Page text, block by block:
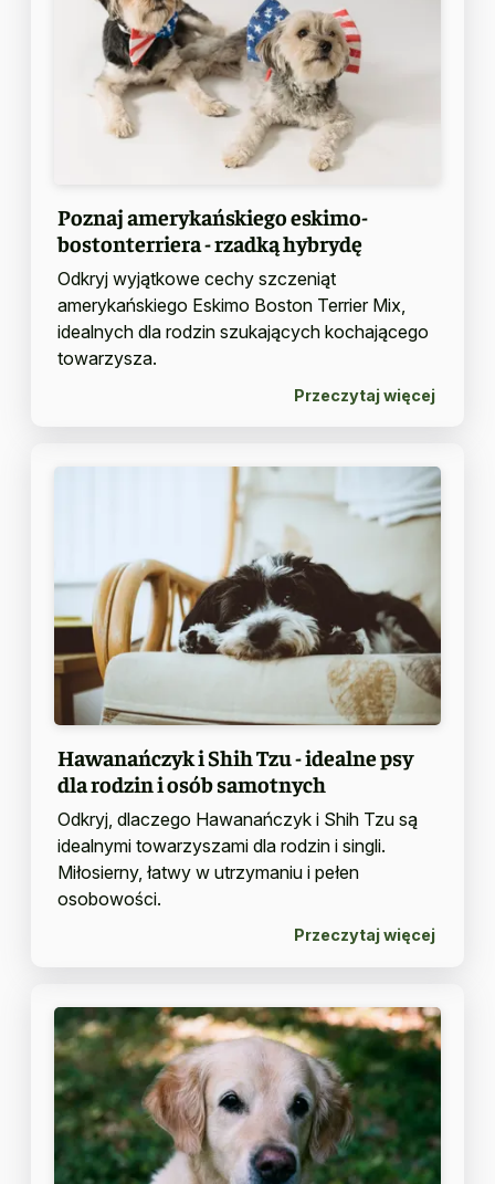
Poznaj amerykańskiego eskimo-
bostonterriera - rzadką hybrydę
Odkryj wyjątkowe cechy szczeniąt
amerykańskiego Eskimo Boston Terrier Mix,
idealnych dla rodzin szukających kochającego
towarzysza.
Przeczytaj więcej
Hawanańczyk i Shih Tzu - idealne psy
dla rodzin i osób samotnych
Odkryj, dlaczego Hawanańczyk i Shih Tzu są
idealnymi towarzyszami dla rodzin i singli.
Miłosierny, łatwy w utrzymaniu i pełen
osobowości.
Przeczytaj więcej